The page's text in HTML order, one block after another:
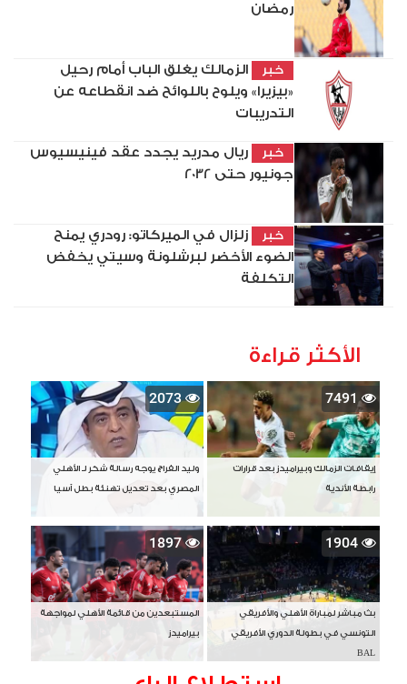
رمضان
خبر
الزمالك يغلق الباب أمام رحيل
«بيزيرا» ويلوح باللوائح ضد انقطاعه عن
التدريبات
خبر
ريال مدريد يجدد عقد فينيسيوس
جونيور حتى 2032
خبر
زلزال في الميركاتو: رودري يمنح
الضوء الأخضر لبرشلونة وسيتي يخفض
التكلفة
الأكثر قراءة
7491
إيقافات الزمالك وبيراميدز بعد قرارات
رابطة الأندية
2073
وليد الفراج يوجه رسالة شكر لـ الأهلي
المصري بعد تعديل تهنئة بطل آسيا
1904
بث مباشر لمباراة الأهلي والأفريقي
التونسي في بطولة الدوري الأفريقي
BAL
1897
المستبعدين من قائمة الأهلي لمواجهة
بيراميدز